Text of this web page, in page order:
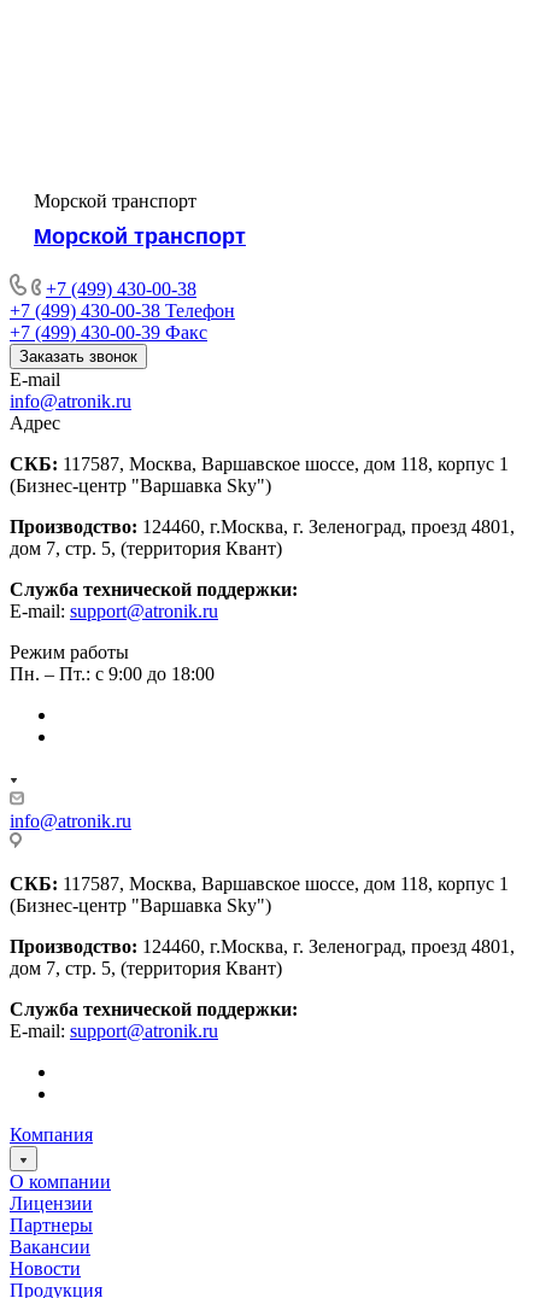
Морской транспорт
Морской транспорт
+7 (499) 430-00-38
+7 (499) 430-00-38 Телефон
+7 (499) 430-00-39 Факс
Заказать звонок
E-mail
info@atronik.ru
Адрес
СКБ: 117587, Москва, Варшавское шоссе, дом 118, корпус 1
(Бизнес-центр "Варшавка Sky")
Производство: 124460, г.Москва, г. Зеленоград, проезд 4801,
дом 7, стр. 5, (территория Квант)
Служба технической поддержки:
E-mail: support@atronik.ru
Режим работы
Пн. – Пт.: с 9:00 до 18:00
info@atronik.ru
СКБ: 117587, Москва, Варшавское шоссе, дом 118, корпус 1
(Бизнес-центр "Варшавка Sky")
Производство: 124460, г.Москва, г. Зеленоград, проезд 4801,
дом 7, стр. 5, (территория Квант)
Служба технической поддержки:
E-mail: support@atronik.ru
Компания
О компании
Лицензии
Партнеры
Вакансии
Новости
Продукция